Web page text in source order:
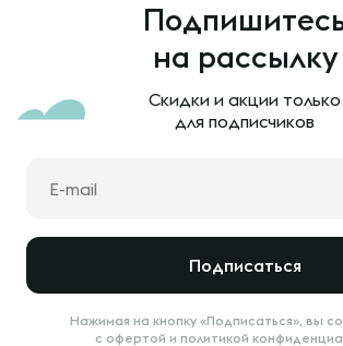
на рассылку
Скидки и акции только
для подписчиков
Подписаться
Нажимая на кнопку «Подписаться», вы
с офертой и политикой